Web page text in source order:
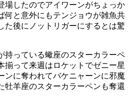
場したのでアイワーンがちょっか
何と意外にもテンジョウが雑魚共
た後にノットリガーにするとは驚
持っている蠍座のスターカラーペ
揃って来週はロケットでゼニー星
ンに奪われてバケニャーンに邪魔
牡羊座のスターカラーペンも奪還